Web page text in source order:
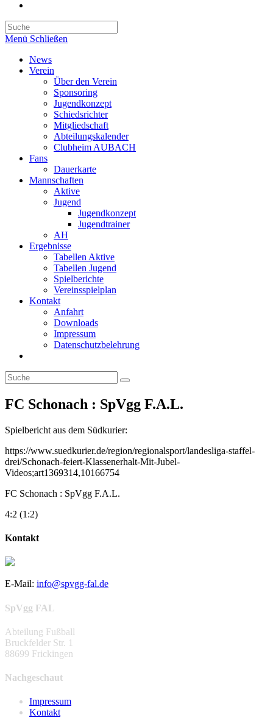
search
Menü Schließen
News
Verein
Über den Verein
Sponsoring
Jugendkonzept
Schiedsrichter
Mitgliedschaft
Abteilungskalender
Clubheim AUBACH
Fans
Dauerkarte
Mannschaften
Aktive
Jugend
Jugendkonzept
Jugendtrainer
AH
Ergebnisse
Tabellen Aktive
Tabellen Jugend
Spielberichte
Vereinsspielplan
Kontakt
Anfahrt
Downloads
Impressum
Datenschutzbelehrung
search
FC Schonach : SpVgg F.A.L.
Spielbericht aus dem Südkurier:
https://www.suedkurier.de/region/regionalsport/landesliga-staffel-
drei/Schonach-feiert-Klassenerhalt-Mit-Jubel-
Videos;art1369314,10166754
FC Schonach : SpVgg F.A.L.
4:2 (1:2)
Kontakt
E-Mail: info@spvgg-fal.de
SpVgg FAL
Abteilung Fußball
Bruckfelder Str. 1
88699 Frickingen
Nachgeschaut
Impressum
Kontakt